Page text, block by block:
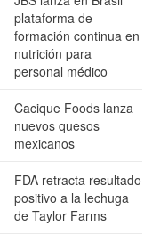
plataforma de
formación continua en
nutrición para
personal médico
Cacique Foods lanza
nuevos quesos
mexicanos
FDA retracta resultado
positivo a la lechuga
de Taylor Farms